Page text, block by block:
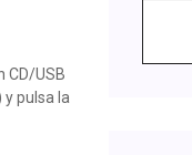
CD/USB
pulsa la